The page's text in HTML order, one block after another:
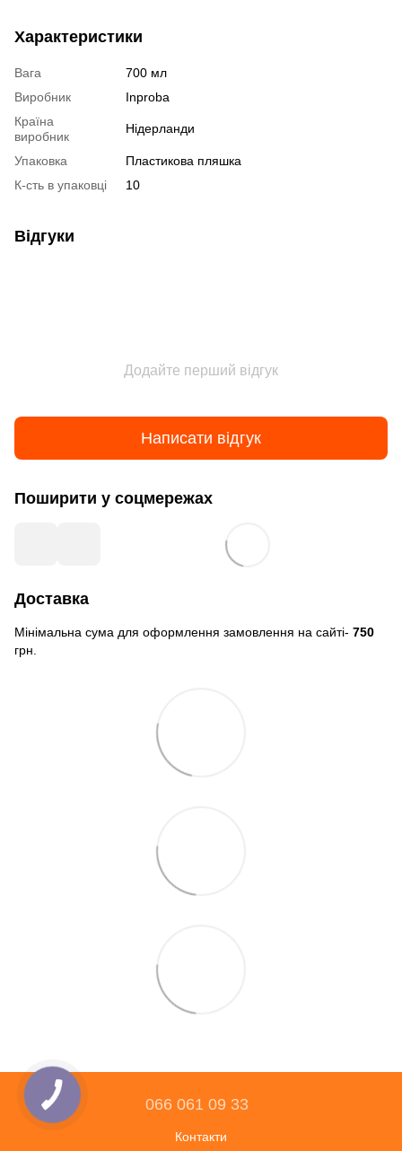
Характеристики
Вага
700 мл
Виробник
Inproba
Країна
виробник
Нідерланди
Упаковка
Пластикова пляшка
К-сть в упаковці
10
Відгуки
Додайте перший відгук
Написати відгук
Поширити у соцмережах
Доставка
Мінімальна сума для оформлення замовлення на сайті- 750
грн.
066 061 09 33
Контакти